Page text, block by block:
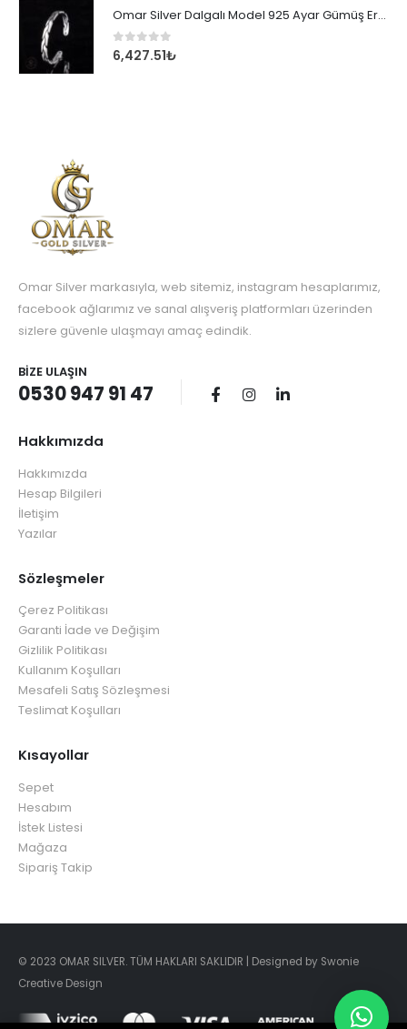
Omar Silver Dalgalı Model 925 Ayar Gümüş Erkek Bileklik
0 out of 5
6,427.51₺
Omar Silver markasıyla, web sitemiz, instagram hesaplarımız,
facebook ağlarımız ve sanal alışveriş platformları üzerinden
sizlere güvenle ulaşmayı amaç edindik.
BIZE ULAŞIN
0530 947 91 47
Hakkımızda
Hakkımızda
Hesap Bilgileri
İletişim
Yazılar
Sözleşmeler
Çerez Politikası
Garanti İade ve Değişim
Gizlilik Politikası
Kullanım Koşulları
Mesafeli Satış Sözleşmesi
Teslimat Koşulları
Kısayollar
Sepet
Hesabım
İstek Listesi
Mağaza
Sipariş Takip
© 2023 OMAR SILVER. TÜM HAKLARI SAKLIDIR | Designed by Swonie
Creative Design